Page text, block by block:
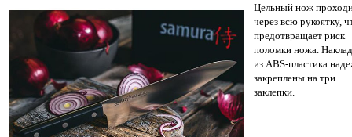
Цельный нож
через всю рукоятку,
предотвращает риск
поломки ножа.
из ABS-пластика
закреплены на три
заклепки.